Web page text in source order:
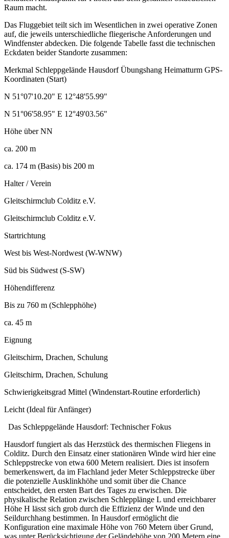
Raum macht.
Das Fluggebiet teilt sich im Wesentlichen in zwei operative Zonen
auf, die jeweils unterschiedliche fliegerische Anforderungen und
Windfenster abdecken. Die folgende Tabelle fasst die technischen
Eckdaten beider Standorte zusammen:
Merkmal Schleppgelände Hausdorf Übungshang Heimatturm GPS-
Koordinaten (Start)
N 51°07'10.20" E 12°48'55.99"
N 51°06'58.95" E 12°49'03.56"
Höhe über NN
ca. 200 m
ca. 174 m (Basis) bis 200 m
Halter / Verein
Gleitschirmclub Colditz e.V.
Gleitschirmclub Colditz e.V.
Startrichtung
West bis West-Nordwest (W-WNW)
Süd bis Südwest (S-SW)
Höhendifferenz
Bis zu 760 m (Schlepphöhe)
ca. 45 m
Eignung
Gleitschirm, Drachen, Schulung
Gleitschirm, Drachen, Schulung
Schwierigkeitsgrad Mittel (Windenstart-Routine erforderlich)
Leicht (Ideal für Anfänger)
Das Schleppgelände Hausdorf: Technischer Fokus
Hausdorf fungiert als das Herzstück des thermischen Fliegens in
Colditz. Durch den Einsatz einer stationären Winde wird hier eine
Schleppstrecke von etwa 600 Metern realisiert. Dies ist insofern
bemerkenswert, da im Flachland jeder Meter Schleppstrecke über
die potenzielle Ausklinkhöhe und somit über die Chance
entscheidet, den ersten Bart des Tages zu erwischen. Die
physikalische Relation zwischen Schlepplänge L und erreichbarer
Höhe H lässt sich grob durch die Effizienz der Winde und den
Seildurchhang bestimmen. In Hausdorf ermöglicht die
Konfiguration eine maximale Höhe von 760 Metern über Grund,
was unter Berücksichtigung der Geländehöhe von 200 Metern eine